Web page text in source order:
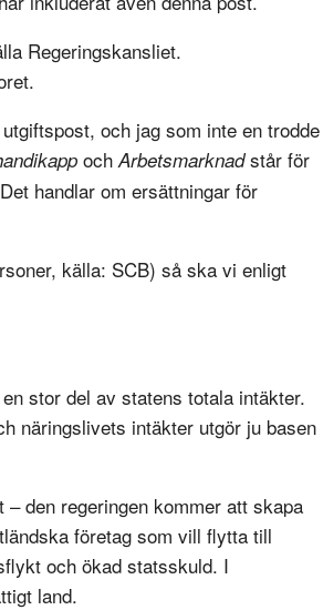
Regeringskansliet.
och jag som inte en trodde
och Arbetsmarknadstår för
handlar om ersättningar för
källa: SCB) så ska vi enligt
stor del av statens totala intäkter.
näringslivets intäkter utgör ju basen
den regeringen kommer att skapa
företag som vill flytta till
och ökad statsskuld. I
land.